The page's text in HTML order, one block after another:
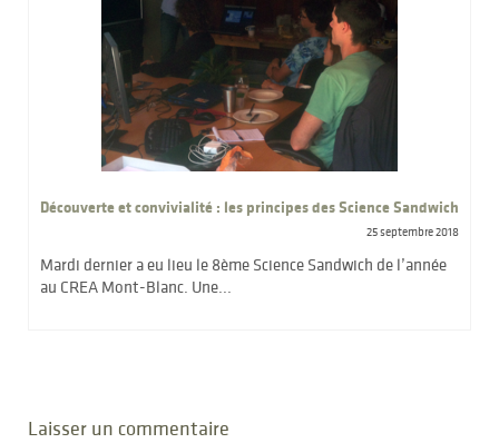
Découverte et convivialité : les principes des Science Sandwich
25 septembre 2018
Mardi dernier a eu lieu le 8ème Science Sandwich de l’année
au CREA Mont-Blanc. Une...
Laisser un commentaire